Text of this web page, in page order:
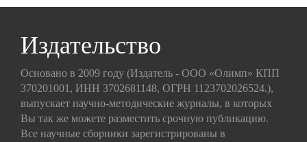
Издательство
Основано в 2009 году (Издатель - ООО «Олимп» КПП
370201001, ИНН 3702681148, ОГРН 1123702026524.),
выпускает научно-методические журналы, в которых
Вы так же можете разместить срочную публикацию.
Все научные сборники зарегистрированы в